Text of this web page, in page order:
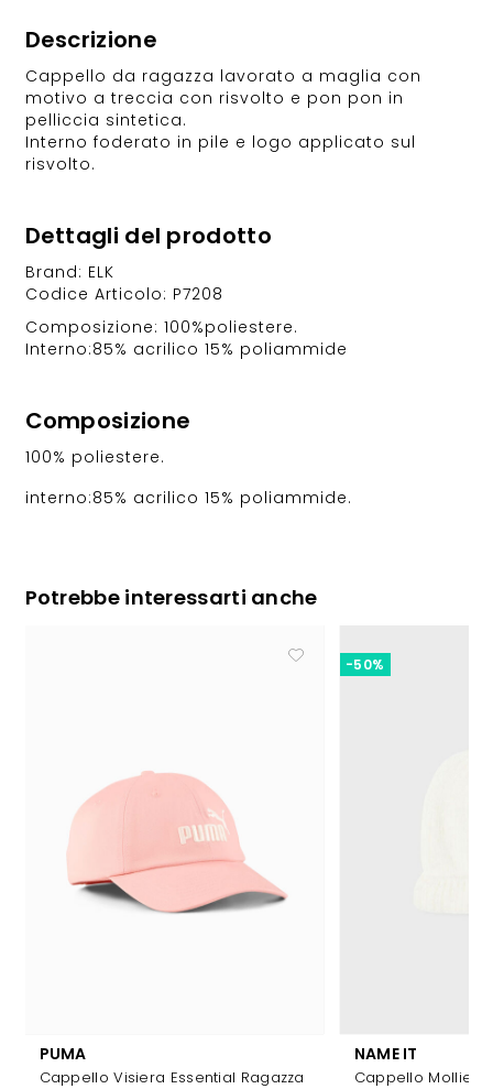
Descrizione
Cappello da ragazza lavorato a maglia con
motivo a treccia con risvolto e pon pon in
pelliccia sintetica.
Interno foderato in pile e logo applicato sul
risvolto.
Dettagli del prodotto
Brand: ELK
Codice Articolo: P7208
Composizione: 100%poliestere.
Interno:85% acrilico 15% poliammide
Composizione
100% poliestere.
interno:85% acrilico 15% poliammide.
Potrebbe interessarti anche
PUMA
Cappello Visiera Essential Ragazza
NAME IT
Cappello Mollie
-50%